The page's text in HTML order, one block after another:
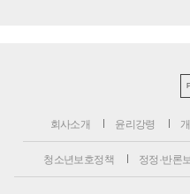
회사소개 윤리강령
청소년보호정책 정정·반론